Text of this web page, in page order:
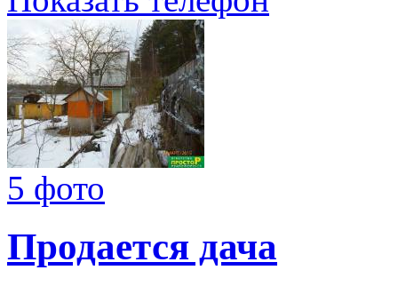
5 фото
Продается дача